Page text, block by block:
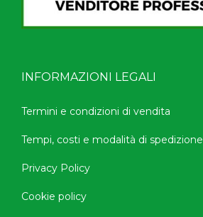
INFORMAZIONI LEGALI
Termini e condizioni di vendita
Tempi, costi e modalità di spedizione
Privacy Policy
Cookie policy